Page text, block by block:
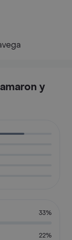
y
33%
22%